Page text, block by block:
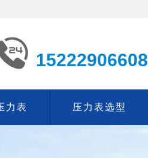
15222906608
力表 压力表选型